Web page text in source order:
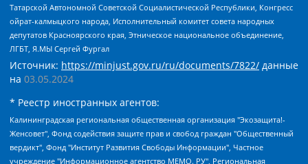
Татарской Автономной Советской Социалистической Республики, Конгресс
ойрат-калмыцкого народа, Исполнительный комитет совета народных
депутатов Красноярского края, Этническое национальное объединение,
ЛГБТ, Я.МЫ Сергей Фургал
Источник: https://minjust.gov.ru/ru/documents/7822/ данные
на 03.05.2024
* Реестр иностранных агентов:
Калининградская региональная общественная организация "Экозащита!-Женсовет", Фонд содействия защите прав и свобод граждан "Общественный вердикт", Фонд "Институт Развития Свободы Информации", Частное учреждение "Информационное агентство МЕМО. РУ", Региональная общественная организация "Общественная комиссия по сохранению наследия академика Сахарова", Фонд поддержки свободы прессы, Санкт-Петербургская общественная правозащитная организация "Гражданский контроль", Межрегиональная общественная организация "Информационно-просветительский центр "Мемориал", Региональный Фонд "Центр Защиты Прав Средств Массовой Информации", с 05.12.2023 Фонд "Центр Защиты Прав Средств массовой информации", Региональная общественная благотворительная организация помощи беженцам и мигрантам "Гражданское содействие", Негосударственное образовательное учреждение дополнительного профессионального образования (повышение квалификации) специалистов "АКАДЕМИЯ ПО ПРАВАМ ЧЕЛОВЕКА", Свердловская региональная общественная организация "Сутяжник", Автономная некоммерческая организация "Центр независимых социологических исследований", Союз общественных объединений "Российский исследовательский центр по правам человека", Региональное общественное учреждение научно-информационный центр "МЕМОРИАЛ", Некоммерческая организация "Фонд защиты гласности", Автономная некоммерческая организация "Институт прав человека", Городская общественная организация "Екатеринбургское общество "МЕМОРИАЛ", Городская общественная организация "Рязанское историко-просветительское и правозащитное общество "Мемориал" (Рязанский Мемориал), Челябинский региональный орган общественной самодеятельности – женское общественное объединение "Женщины Евразии", Челябинский региональный орган общественной самодеятельности "Уральская правозащитная группа", Фонд содействия защите здоровья и социальной справедливости имени Андрея Рылькова, Автономная Некоммерческая Организация "Аналитический Центр Юрия Левады", Автономная некоммерческая организация социальной поддержки населения "Проект Апрель", Региональная общественная организация помощи женщинам и детям, находящимся в кризисной ситуации "Информационно-методический центр "Анна", Фонд содействия развитию массовых коммуникаций и правовому просвещению "Так-так-Так", Фонд содействия устойчивому развитию "Серебряная тайга", Свердловский региональный общественный фонд социальных проектов "Новое время", "Idel.Реалии", Кавказ.Реалии, Крым.Реалии, Телеканал Настоящее Время, Татаро-башкирская служба Радио Свобода (Azatliq Radiosi), Радио Свободная Европа/Радио Свобода (PCE/PC), "Сибирь.Реалии", "Фактограф", Благотворительный фонд помощи осужденным и их семьям, Автономная некоммерческая организация "Институт глобализации и социальных движений", Фонд "В защиту прав заключенных", Частное учреждение "Центр поддержки и содействия развитию средств массовой информации", Пензенский региональный общественный благотворительный фонд "Гражданский союз", "Север.Реалии", Некоммерческая организация Фонд "Правовая инициатива", Общество с ограниченной ответственностью "Радио Свободная Европа/Радио Свобода", Чешское информационное агентство "MEDIUM-ORIENT", Красноярская региональная общественная организация "Мы против СПИДа", Камалягин Денис Николаевич, Маркелов Сергей Евгеньевич, Пономарев Лев Александрович, Савицкая Людмила Алексеевна, Автономная некоммерческая организация "Центр по работе с проблемой насилия "НАСИЛИЮ.НЕТ", Межрегиональный профессиональный союз работников здравоохранения "Альянс врачей", Юридическое лицо, зарегистрированное в Латвийской Республике, SIA "Medusa Project" (регистрационный номер 40103797863, дата регистрации 10.06.2014), Некоммерческая организация "Фонд по борьбе с коррупцией", Автономная некоммерческая организация "Институт права и публичной политики", Баданин Роман Сергеевич, Гликин Максим Александрович, Железнова Мария Михайловна, Лукьянова Юлия Сергеевна, Маетная Елизавета Витальевна, Маняхин Петр Борисович, Чуракова Ольга Владимировна, Ярош Юлия Петровна, Юридическое лицо "The Insider SIA", зарегистрированное в Риге, Латвийская Республика (дата регистрации 26.06.2015), являющееся администратором доменного имени интернет-издания "The Insider SIA", https://theins.ru, Постернак Алексей Евгеньевич, Рубин Михаил Аркадьевич, Анин Роман Александрович, Юридическое лицо Istories fonds, зарегистрированное в Латвийской Республике (регистрационный номер 50008295751, дата регистрации 24.02.2020), Великовский Дмитрий Александрович, Долинина Ирина Николаевна, Мароховская Алеся Алексеевна, Шлейнов Роман Юрьевич, Шмагун Олеся Валентиновна, Общество с ограниченной ответственностью "Альтаир 2021", Общество с ограниченной ответственностью "Вега 2021", Общество с ограниченной ответственностью "Главный редактор 2021", Общество с ограниченной ответственностью "Ромашки монолит", Важенков Артем Валерьевич, Ивановская областная общественная организация "Центр гендерных исследований", Гурман Юрий Альбертович, Медиапроект "ОВД-Инфо", Егоров Владимир Владимирович, Жилинский Владимир Александрович, Общество с ограниченной ответственностью "ЗП", Иванова София Юрьевна, Карезина Инна Павловна, Кильтау Екатерина Викторовна, Петров Алексей Викторович, Пискунов Сергей Евгеньевич, Смирнов Сергей Сергеевич, Тихонов Михаил Сергеевич, Общество с ограниченной ответственностью "ЖУРНАЛИСТ-ИНОСТРАННЫЙ АГЕНТ", Арапова Галина Юрьевна, Вольтская Татьяна Анатольевна, Американская компания "Mason G.E.S. Anonymous Foundation" (США), являющаяся владельцем интернет-издания https://mnews.world/, Компания "Stichting Bellingcat", зарегистрированная в Нидерландах (дата регистрации 11.07.2018), Захаров Андрей Вячеславович, Клепиковская Екатерина Дмитриевна, Общество с ограниченной ответственностью "МЕМО", Перл Роман Александрович, Симонов Евгений Алексеевич, Соловьева Елена Анатольевна, Сотников Даниил Владимирович, Сурначева Елизавета Дмитриевна, Автономная некоммерческая организация по защите прав человека и информированию населения "Якутия – Наше Мнение", Общество с ограниченной ответственностью "Москоу диджитал медиа", с 26.01.2023 Общество с ограниченной ответственностью "Чайка Белые сады", Ветошкина Валерия Валерьевна, Заговора Максим Александрович, Межрегиональное общественное движение "Российская ЛГБТ - сеть", Оленичев Максим Владимирович, Павлов Иван Юрьевич, Скворцова Елена Сергеевна, Общество с ограниченной ответственностью "Как бы инагент", Кочетков Игорь Викторович, Общество с ограниченной ответственностью "Честные выборы", Еланчик Олег Александрович, Общество с ограниченной ответственностью "Нобелевский призыв", Гималова Регина Эмилевна, Григорьев Андрей Валерьевич, Григорьева Алина Александровна, Ассоциация по содействию защите прав призывников, альтернативнослужащих и военнослужащих "Правозащитная группа "Гражданин.Армия.Право", Хисамова Регина Фаритовна, Автономная некоммерческая организация по реализации социально-правовых программ "Лилит", Дальневосточное общественное движение "Маяк", Санкт-Петербургская ЛГБТ-инициативная группа "Выход", Инициативная группа ЛГБТ+ "Реверс", Алексеев Андрей Викторович, Бекбулатова Таисия Львовна, Беляев Иван Михайлович, Владыкина Елена Сергеевна, Гельман Марат Александрович, Никульшина Вероника Юрьевна, Толоконникова Надежда Андреевна, Шендерович Виктор Анатольевич, Общество с ограниченной ответственностью "Данное сообщение", Общество с ограниченной ответственностью Издательский дом "Новая глава", Айнбиндер Александра Александровна, Московский комьюнити-центр для ЛГБТ+инициатив, Благотворительный фонд развития филантропии, Deutsche Welle (Германия, Kurt-Schumacher-Strasse 3, 53113 Bonn), Борзунова Мария Михайловна, Воробьев Виктор Викторович, Голубева Анна Львовна, Константинова Алла Михайловна, Малкова Ирина Владимировна, Мурадов Мурад Абдулгалимович, Осетинская Елизавета Николаевна, Понасенков Евгений Николаевич, Ганапольский Матвей Юрьевич, Киселев Евгений Алексеевич, Борухович Ирина Григорьевна, Дремин Иван Тимофеевич, Дубровский Дмитрий Викторович, Красноярская региональная общественная организация поддержки и развития альтернативных образовательных технологий и межкультурных коммуникаций "ИНТЕРРА", Маяковская Екатерина Алексеевна, Фейгин Марк Захарович, Филимонов Андрей Викторович, Дзугкоева Регина Николаевна, Доброхотов Роман Александрович, Дудь Юрий Александрович, Елкин Сергей Владимирович, Кругликов Кирилл Игоревич, Сабунаева Мария Леонидовна, Семенов Алексей Владимирович, Шаинян Карен Багратович, Шульман Екатерина Михайловна, Асафьев Артур Валерьевич, Вахштайн Виктор Семенович, Венедиктов Алексей Алексеевич, Лушникова Екатерина Евгеньевна, Волков Леонид Михайлович, Невзоров Александр Глебович, Пархоменко Сергей Борисович, Сироткин Ярослав Николаевич, Кара-Мурза Владимир Владимирович, Баранова Наталья Владимировна, Гозман Леонид Яковлевич, Кагарлицкий Борис Юльевич, Климарев Михаил Валерьевич, Милов Владимир Станиславович, Автономная некоммерческая организация Краснодарский центр современного искусства "Типография", Моргенштерн Алишер Тагирович, Соболь Любовь Эдуардовна, Общество с ограниченной ответственностью "ЛИЗА НОРМ", Каспаров Гарри Кимович, Ходорковский Михаил Борисович, Общество с ограниченной ответственностью "Апрельские тезисы", Данилович Ирина Брониславовна, Кашин Олег Владимирович, Петров Николай Владимирович, Пивоваров Алексей Владимирович, Соколов Михаил Владимирович, Цветкова Юлия Владимировна, Чичваркин Евгений Александрович, Комитет против пыток/Команда против пыток, Общество с ограниченной ответственностью "Первый научный", Общество с ограниченной ответственностью "Вертолет и ко", Белоцерковская Вероника Борисовна, Кац Максим Евгеньевич, Лазарева Татьяна Юрьевна, Шаведдинов Руслан Табризович, Яшин Илья Валерьевич, Общество с ограниченной ответственностью "Иноагент ААВ", Алешковский Дмитрий Петрович, Альбац Евгения Марковна, Быков Дмитрий Львович, Галямина Юлия Евгеньевна, Лойко Сергей Леонидович, Мартынов Кирилл Константинович, Медведев Сергей Александрович, Крашенинников Федор Геннадиевич, Гордеева Катерина Вл